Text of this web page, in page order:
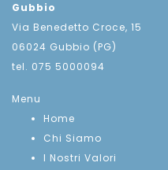
Gubbio
Via Benedetto Croce, 15
06024 Gubbio (PG)
tel. 075 5000094
Menu
Home
Chi Siamo
I Nostri Valori